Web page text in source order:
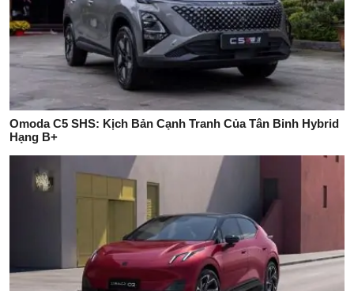
Omoda C5 SHS: Kịch Bản Cạnh Tranh Của Tân Binh Hybrid
Hạng B+